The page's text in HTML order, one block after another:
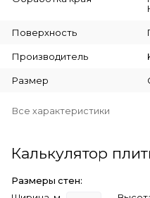
Поверхность
Производитель
Размер
Все характеристики
Калькулятор
Размеры стен: